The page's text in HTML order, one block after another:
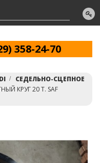
358-24-70
СЕДЕЛЬНО-СЦЕПНОЕ
КРУГ 20 Т. SAF